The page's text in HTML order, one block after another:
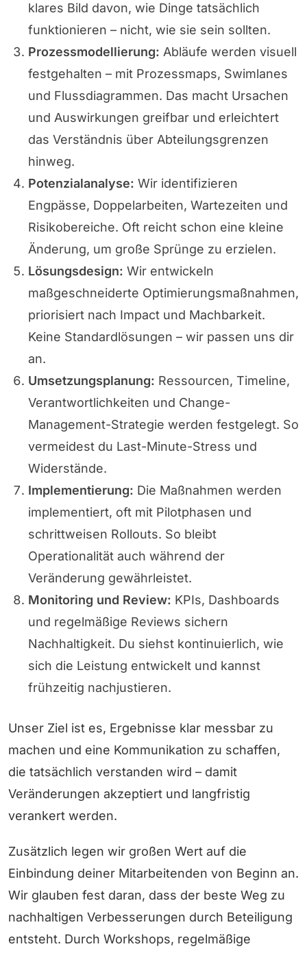
klares Bild davon, wie Dinge tatsächlich
funktionieren – nicht, wie sie sein sollten.
Prozessmodellierung: Abläufe werden visuell
festgehalten – mit Prozessmaps, Swimlanes
und Flussdiagrammen. Das macht Ursachen
und Auswirkungen greifbar und erleichtert
das Verständnis über Abteilungsgrenzen
hinweg.
Potenzialanalyse: Wir identifizieren
Engpässe, Doppelarbeiten, Wartezeiten und
Risikobereiche. Oft reicht schon eine kleine
Änderung, um große Sprünge zu erzielen.
Lösungsdesign: Wir entwickeln
maßgeschneiderte Optimierungsmaßnahmen,
priorisiert nach Impact und Machbarkeit.
Keine Standardlösungen – wir passen uns dir
an.
Umsetzungsplanung: Ressourcen, Timeline,
Verantwortlichkeiten und Change-
Management-Strategie werden festgelegt. So
vermeidest du Last-Minute-Stress und
Widerstände.
Implementierung: Die Maßnahmen werden
implementiert, oft mit Pilotphasen und
schrittweisen Rollouts. So bleibt
Operationalität auch während der
Veränderung gewährleistet.
Monitoring und Review: KPIs, Dashboards
und regelmäßige Reviews sichern
Nachhaltigkeit. Du siehst kontinuierlich, wie
sich die Leistung entwickelt und kannst
frühzeitig nachjustieren.
Unser Ziel ist es, Ergebnisse klar messbar zu
machen und eine Kommunikation zu schaffen,
die tatsächlich verstanden wird – damit
Veränderungen akzeptiert und langfristig
verankert werden.
Zusätzlich legen wir großen Wert auf die
Einbindung deiner Mitarbeitenden von Beginn an.
Wir glauben fest daran, dass der beste Weg zu
nachhaltigen Verbesserungen durch Beteiligung
entsteht. Durch Workshops, regelmäßige